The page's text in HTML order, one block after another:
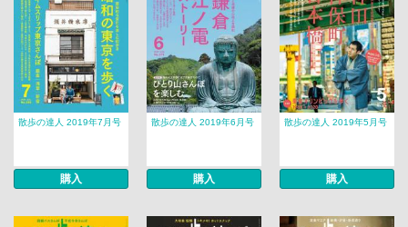
散歩の達人 2019年7月号
購入
散歩の達人 2019年6月号
購入
散歩の達人 2019年5月号
購入